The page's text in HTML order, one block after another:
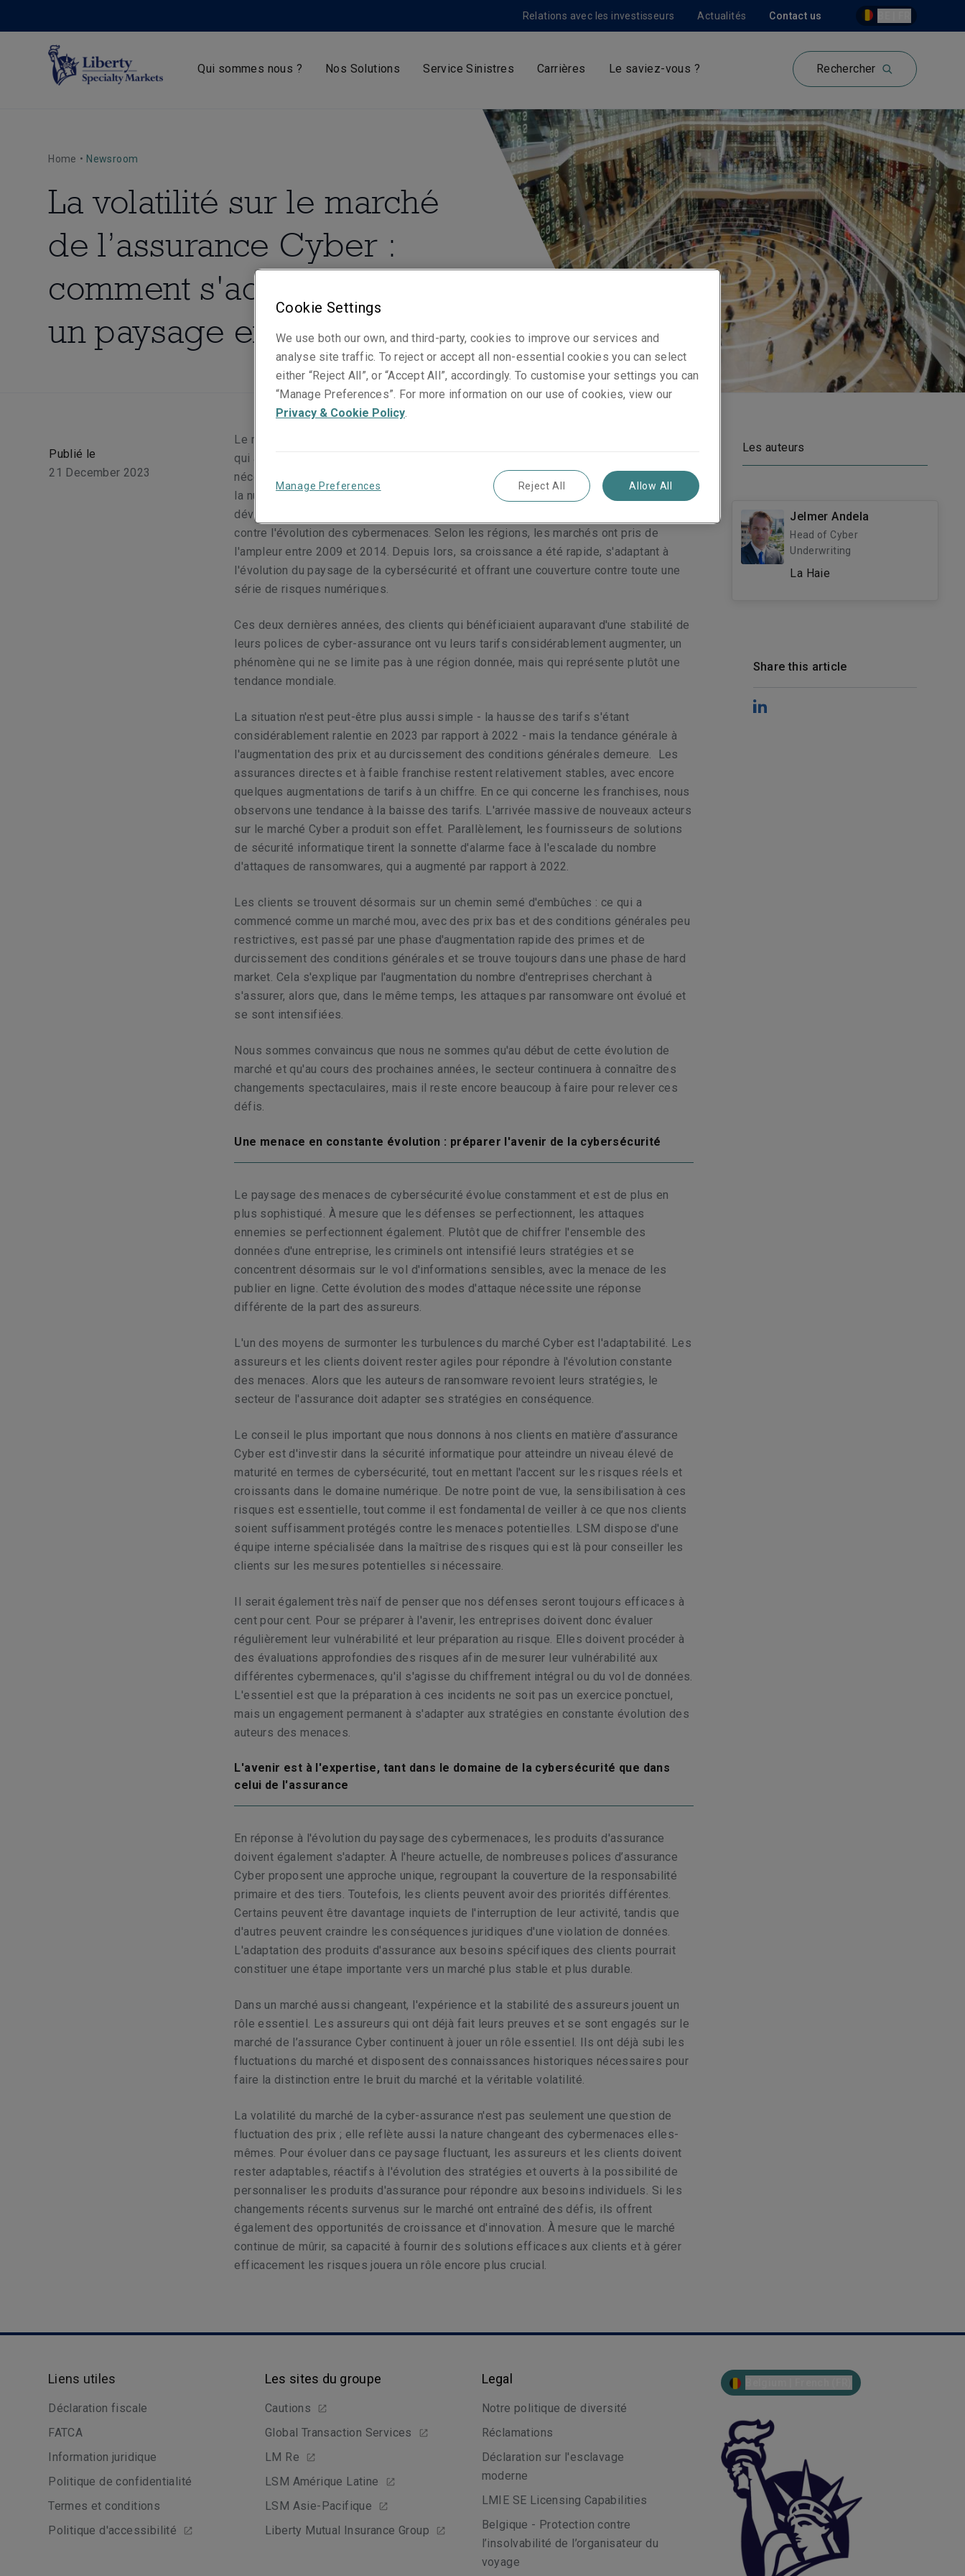
Contact us
Relations avec les investisseurs Actualités
Qui sommes nous ? Nos Solutions Service Sinistres Carrières Le saviez-vous ? Rechercher
Home • Newsroom
La volatilité sur le marché
de l’assurance Cyber :
comment s'adapter dans
un paysage en mutation
Publié le
21 December 2023
Le marché de la cyber-assurance connaît actuellement une période de volatilité accrue
qui affecte les assureurs et leurs clients dans le monde entier. Historiquement, la
nécessité d'une couverture cyber est apparue à la fin des années 1990 en réponse à
la numérisation croissante des services et de l’évolution économique. Son
développement a été motivé par la nécessité croissante de protéger les entreprises
contre l'évolution des cybermenaces. Selon les régions, les marchés ont pris de
l'ampleur entre 2009 et 2014. Depuis lors, sa croissance a été rapide, s'adaptant à
l'évolution du paysage de la cybersécurité et offrant une couverture contre toute une
série de risques numériques.
Ces deux dernières années, des clients qui bénéficiaient auparavant d'une stabilité de
leurs polices de cyber-assurance ont vu leurs tarifs considérablement augmenter, un
phénomène qui ne se limite pas à une région donnée, mais qui représente plutôt une
tendance mondiale.
La situation n'est peut-être plus aussi simple - la hausse des tarifs s'étant
considérablement ralentie en 2023 par rapport à 2022 - mais la tendance générale à
l'augmentation des prix et au durcissement des conditions générales demeure. Les
assurances directes et à faible franchise restent relativement stables, avec encore
quelques augmentations de tarifs à un chiffre. En ce qui concerne les franchises, nous
observons une tendance à la baisse des tarifs. L'arrivée massive de nouveaux acteurs
sur le marché Cyber a produit son effet. Parallèlement, les fournisseurs de solutions
de sécurité informatique tirent la sonnette d'alarme face à l'escalade du nombre
d'attaques de ransomwares, qui a augmenté par rapport à 2022.
Les clients se trouvent désormais sur un chemin semé d'embûches : ce qui a
commencé comme un marché mou, avec des prix bas et des conditions générales peu
restrictives, est passé par une phase d'augmentation rapide des primes et de
durcissement des conditions générales et se trouve toujours dans une phase de hard
market. Cela s'explique par l'augmentation du nombre d'entreprises cherchant à
s'assurer, alors que, dans le même temps, les attaques par ransomware ont évolué et
se sont intensifiées.
Nous sommes convaincus que nous ne sommes qu'au début de cette évolution de
marché et qu'au cours des prochaines années, le secteur continuera à connaître des
changements spectaculaires, mais il reste encore beaucoup à faire pour relever ces
défis.
Une menace en constante évolution : préparer l'avenir de la cybersécurité
Le paysage des menaces de cybersécurité évolue constamment et est de plus en
plus sophistiqué. À mesure que les défenses se perfectionnent, les attaques
ennemies se perfectionnent également. Plutôt que de chiffrer l'ensemble des
données d'une entreprise, les criminels ont intensifié leurs stratégies et se
concentrent désormais sur le vol d'informations sensibles, avec la menace de les
publier en ligne. Cette évolution des modes d'attaque nécessite une réponse
différente de la part des assureurs.
L'un des moyens de surmonter les turbulences du marché Cyber est l'adaptabilité. Les
assureurs et les clients doivent rester agiles pour répondre à l'évolution constante
des menaces. Alors que les auteurs de ransomware revoient leurs stratégies, le
secteur de l'assurance doit adapter ses stratégies en conséquence.
Le conseil le plus important que nous donnons à nos clients en matière d’assurance
Cyber est d'investir dans la sécurité informatique pour atteindre un niveau élevé de
maturité en termes de cybersécurité, tout en mettant l'accent sur les risques réels et
croissants dans le domaine numérique. De notre point de vue, la sensibilisation à ces
risques est essentielle, tout comme il est fondamental de veiller à ce que nos clients
soient suffisamment protégés contre les menaces potentielles. LSM dispose d'une
équipe interne spécialisée dans la maîtrise des risques qui est là pour conseiller les
clients sur les mesures potentielles si nécessaire.
Il serait également très naïf de penser que nos défenses seront toujours efficaces à
cent pour cent. Pour se préparer à l'avenir, les entreprises doivent donc évaluer
régulièrement leur vulnérabilité et leur préparation au risque. Elles doivent procéder à
des évaluations approfondies des risques afin de mesurer leur vulnérabilité aux
différentes cybermenaces, qu'il s'agisse du chiffrement intégral ou du vol de données.
L'essentiel est que la préparation à ces incidents ne soit pas un exercice ponctuel,
mais un engagement permanent à s'adapter aux stratégies en constante évolution des
auteurs des menaces.
L'avenir est à l'expertise, tant dans le domaine de la cybersécurité que dans
celui de l'assurance
En réponse à l'évolution du paysage des cybermenaces, les produits d'assurance
doivent également s'adapter. À l'heure actuelle, de nombreuses polices d’assurance
Cyber proposent une approche unique, regroupant la couverture de la responsabilité
primaire et des tiers. Toutefois, les clients peuvent avoir des priorités différentes.
Certains peuvent être davantage inquiets de l'interruption de leur activité, tandis que
d'autres peuvent craindre les conséquences juridiques d'une violation de données.
L'adaptation des produits d'assurance aux besoins spécifiques des clients pourrait
constituer une étape importante vers un marché plus stable et plus durable.
Dans un marché aussi changeant, l'expérience et la stabilité des assureurs jouent un
rôle essentiel. Les assureurs qui ont déjà fait leurs preuves et se sont engagés sur le
marché de l’assurance Cyber continuent à jouer un rôle essentiel. Ils ont déjà subi les
fluctuations du marché et disposent des connaissances historiques nécessaires pour
faire la distinction entre le bruit du marché et la véritable volatilité.
La volatilité du marché de la cyber-assurance n'est pas seulement une question de
fluctuation des prix ; elle reflète aussi la nature changeant des cybermenaces elles-
mêmes. Pour évoluer dans ce paysage fluctuant, les assureurs et les clients doivent
rester adaptables, réactifs à l'évolution des stratégies et ouverts à la possibilité de
personnaliser les produits d'assurance pour répondre aux besoins individuels. Si les
changements récents survenus sur le marché ont entraîné des défis, ils offrent
également des opportunités de croissance et d'innovation. À mesure que le marché
continue de mûrir, sa capacité à fournir des solutions efficaces aux clients et à gérer
efficacement les risques jouera un rôle encore plus crucial.
Les auteurs
Jelmer Andela
Head of Cyber
Underwriting
La Haie
Share this article
Liens utiles
Déclaration fiscale
FATCA
Information juridique
Politique de confidentialité
Termes et conditions
Politique d'accessibilité
Les sites du groupe
Cautions
Global Transaction Services
LM Re
LSM Amérique Latine
LSM Asie-Pacifique
Liberty Mutual Insurance Group
Legal
Notre politique de diversité
Réclamations
Déclaration sur l'esclavage
moderne
LMIE SE Licensing Capabilities
Belgique - Protection contre
l’insolvabilité de l’organisateur du
voyage
Cookie Settings
We use both our own, and third-party, cookies to improve our services and
analyse site traffic. To reject or accept all non-essential cookies you can select
either “Reject All”, or “Accept All”, accordingly. To customise your settings you can
“Manage Preferences”. For more information on our use of cookies, view our
Privacy & Cookie Policy
Manage Preferences Reject All Allow All